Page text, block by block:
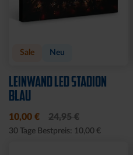
Sale Neu
LEINWAND LED STADION
BLAU
10,00 € 24,95 €
30 Tage Bestpreis: 10,00 €